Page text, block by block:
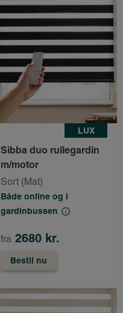
LUX
Sibba duo rullegardin
m/motor
Sort (Mat)
Både online og i
gardinbussen
fra 2680 kr.
Bestil nu